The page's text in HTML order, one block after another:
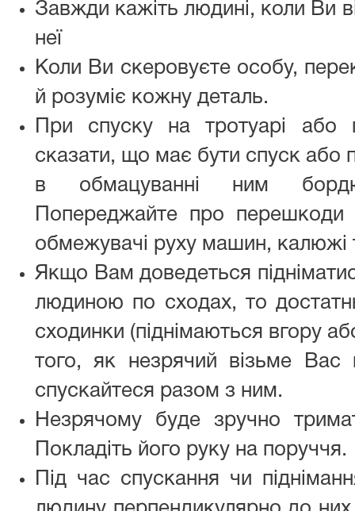
Завжди кажіть людині, коли Ви
неї
Коли Ви скеровуєте особу,
й розуміє кожну деталь.
При спуску на тротуарі або
сказати, що має бути спуск або
в обмацуванні ним
Попереджайте про
обмежувачі руху машин, калюжі
Якщо Вам доведеться
людиною по сходах, то
сходинки (піднімаються вгору
того, як незрячий візьме Вас
спускайтеся разом з ним.
Незрячому буде зручно
Покладіть його руку на поруччя.
Під час спускання чи